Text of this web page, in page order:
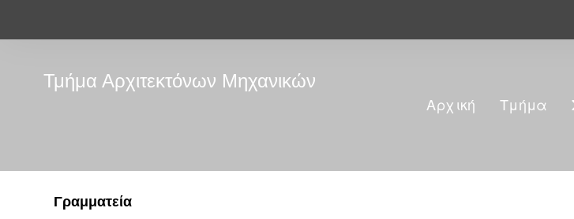
Τμήμα Αρχιτεκτόνων Μηχανικών
Αρχική Τμήμα
Γραμματεία